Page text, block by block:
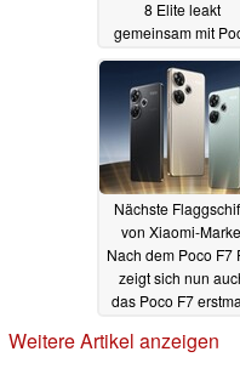
8 Elite leakt
gemeinsam mit
F7 Pro23.10.2024
Nächste
von Xiaomi-
Nach dem Poco F7
zeigt sich nun
das Poco F7
Weitere Artikel anzeigen